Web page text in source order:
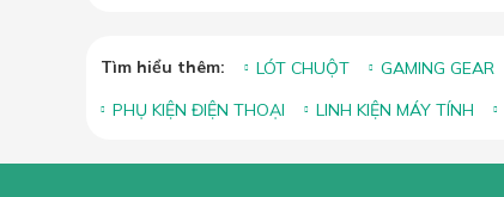
Tìm hiểu thêm: LÓT CHUỘT GAMING GEAR
PHỤ KIỆN ĐIỆN THOẠI
LINH KIỆN MÁY TÍNH